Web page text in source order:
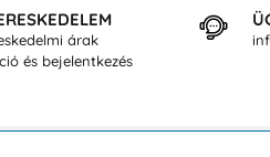
árak
és bejelentkezés